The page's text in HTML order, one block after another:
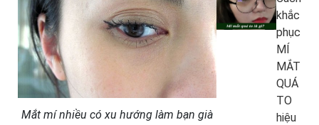
Mắt mí nhiều có xu hướng làm bạn già
khắc
phục
MÍ
MẮT
QUÁ
TO
hiệu